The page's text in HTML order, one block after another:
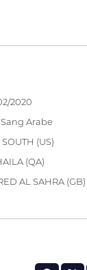
2020
Arabe
(US)
(QA)
AL SAHRA (GB)